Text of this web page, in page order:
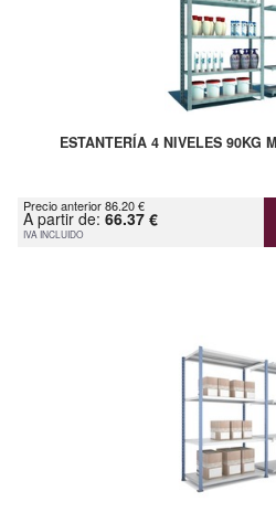
ESTANTERÍA 4 NIVELES 90KG
Precio anterior 86.20 €
A partir de: 66.37 €
IVA INCLUIDO